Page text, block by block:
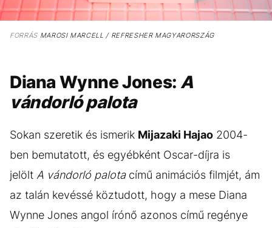
FORRÁSMAROSI MARCELL / REFRESHER MAGYARORSZÁG
Diana Wynne Jones:A
vándorló palota
Sokan szeretik és ismerik Mijazaki Hajao 2004-
ben bemutatott, és egyébként Oscar-díjra is
jelölt A vándorló palotacímű animációs filmjét, ám
az talán kevéssé köztudott, hogy a mese Diana
Wynne Jones angol írónő azonos című regénye